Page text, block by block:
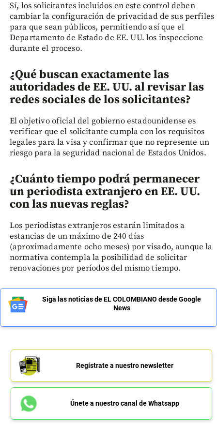
Sí, los solicitantes incluidos en este control deben
cambiar la configuración de privacidad de sus perfiles
para que sean públicos, permitiendo así que el
Departamento de Estado de EE. UU. los inspeccione
durante el proceso.
¿Qué buscan exactamente las
autoridades de EE. UU. al revisar las
redes sociales de los solicitantes?
El objetivo oficial del gobierno estadounidense es
verificar que el solicitante cumpla con los requisitos
legales para la visa y confirmar que no represente un
riesgo para la seguridad nacional de Estados Unidos.
¿Cuánto tiempo podrá permanecer
un periodista extranjero en EE. UU.
con las nuevas reglas?
Los periodistas extranjeros estarán limitados a
estancias de un máximo de 240 días
(aproximadamente ocho meses) por visado, aunque la
normativa contempla la posibilidad de solicitar
renovaciones por períodos del mismo tiempo.
Siga las noticias de EL COLOMBIANO desde Google
News
Regístrate a nuestro newsletter
Únete a nuestro canal de Whatsapp